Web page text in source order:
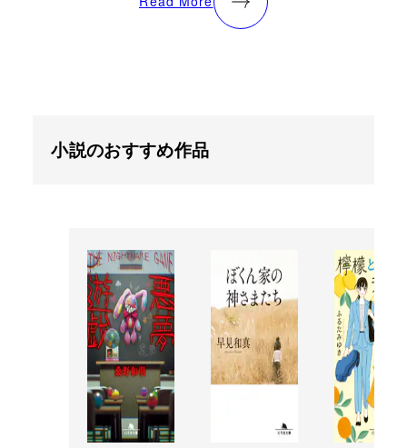
小説のおすすめ作品